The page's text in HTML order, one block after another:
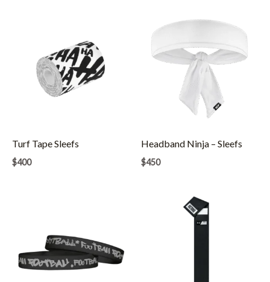
Turf Tape Sleefs
$400
Headband Ninja – Sleefs
$450